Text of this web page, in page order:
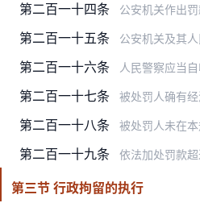
第二百一十四条 公安机关作出罚款决定，被处罚人应当自收到行政处罚决定书之
第二百一十五条 公安机关及其人民警察当场收缴罚款的，应当出具省级或者国家
第二百一十六条 人民警察应当自收缴罚款之日起二日内，将当场收缴的罚款交至
第二百一十七条 被处罚人确有经济困难，经被处罚人
第二百一十八条 被处罚人未在本规定第二百一十四条规
第二百一十九条 依法加处罚款超过三十日，经催告被处罚人仍不履行的，作
第三节 行政拘留的执行